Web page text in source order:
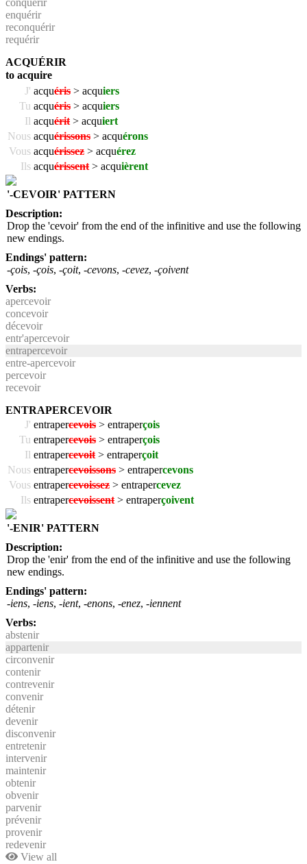
conquérir
enquérir
reconquérir
requérir
ACQUÉRIR
to acquire
J' acquéris > acquiers
Tu acquéris > acquiers
Il acquérit > acquiert
Nous acquérissons > acquérons
Vous acquérissez > acquérez
Ils acquérissent > acquièrent
'-CEVOIR' PATTERN
Description:
Drop the 'cevoir' from the end of the infinitive and use the following
new endings.
Endings' pattern:
-çois, -çois, -çoit, -cevons, -cevez, -çoivent
Verbs:
apercevoir
concevoir
décevoir
entr'apercevoir
entrapercevoir
entre-apercevoir
percevoir
recevoir
ENTRAPERCEVOIR
J' entrapercevois > entraperçois
Tu entrapercevois > entraperçois
Il entrapercevoit > entraperçoit
Nous entrapercevoissons > entrapercevons
Vous entrapercevoissez > entrapercevez
Ils entrapercevoissent > entraperçoivent
'-ENIR' PATTERN
Description:
Drop the 'enir' from the end of the infinitive and use the following
new endings.
Endings' pattern:
-iens, -iens, -ient, -enons, -enez, -iennent
Verbs:
abstenir
appartenir
circonvenir
contenir
contrevenir
convenir
détenir
devenir
disconvenir
entretenir
intervenir
maintenir
obtenir
obvenir
parvenir
prévenir
provenir
redevenir
View all